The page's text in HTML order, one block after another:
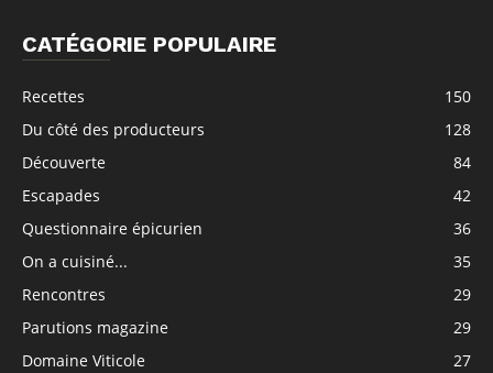
CATÉGORIE POPULAIRE
Recettes
150
Du côté des producteurs
128
Découverte
84
Escapades
42
Questionnaire épicurien
36
On a cuisiné...
35
Rencontres
29
Parutions magazine
29
Domaine Viticole
27